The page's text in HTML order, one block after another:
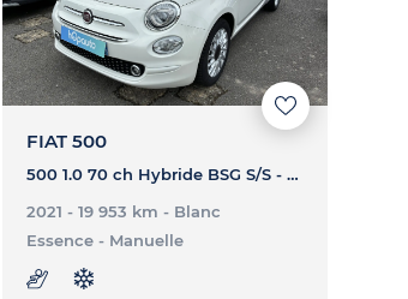
FIAT 500
500 1.0 70 ch Hybride BSG S/S - Lounge
2021 - 19 953 km- Blanc
Essence - Manuelle